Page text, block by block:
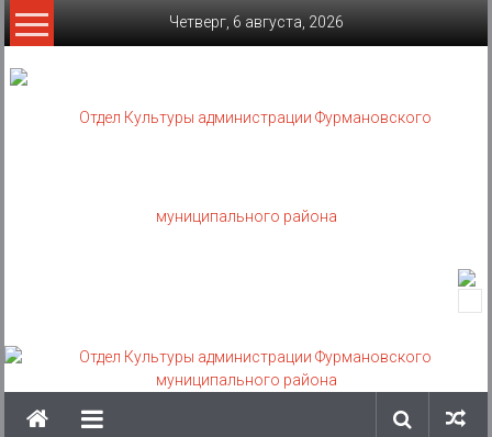
Skip
to
Четверг, 6 августа, 2026
администрации
Фурмановского